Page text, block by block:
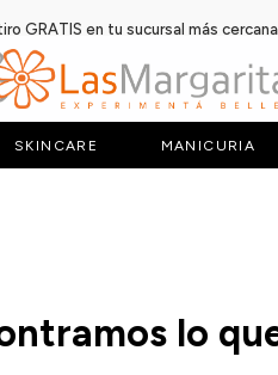
GRATIS en tu sucursal más cercana
SKINCARE MANICURIA
lo